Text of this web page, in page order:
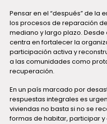
Pensar en el “después” de
los procesos de reparación
mediano y largo plazo.
centra en fortalecer la
participación activa y
a las comunidades como
recuperación.
En un país marcado por
respuestas integrales es
viviendas no basta si no se
formas de habitar, participar y